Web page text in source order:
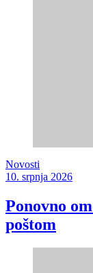
Novosti
10. srpnja 2026
Ponovno
poštom